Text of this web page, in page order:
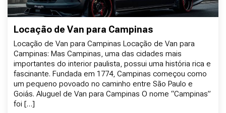
Locação de Van para Campinas
Locação de Van para Campinas Locação de Van para
Campinas: Mas Campinas, uma das cidades mais
importantes do interior paulista, possui uma história rica e
fascinante. Fundada em 1774, Campinas começou como
um pequeno povoado no caminho entre São Paulo e
Goiás. Aluguel de Van para Campinas O nome “Campinas”
foi […]